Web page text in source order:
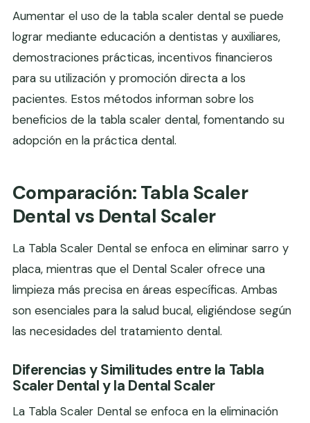
Aumentar el uso de la tabla scaler dental se puede
lograr mediante educación a dentistas y auxiliares,
demostraciones prácticas, incentivos financieros
para su utilización y promoción directa a los
pacientes. Estos métodos informan sobre los
beneficios de la tabla scaler dental, fomentando su
adopción en la práctica dental.
Comparación: Tabla Scaler
Dental vs Dental Scaler
La Tabla Scaler Dental se enfoca en eliminar sarro y
placa, mientras que el Dental Scaler ofrece una
limpieza más precisa en áreas específicas. Ambas
son esenciales para la salud bucal, eligiéndose según
las necesidades del tratamiento dental.
Diferencias y Similitudes entre la Tabla
Scaler Dental y la Dental Scaler
La Tabla Scaler Dental se enfoca en la eliminación